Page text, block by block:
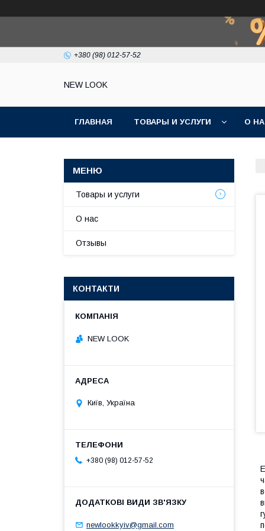
+380 (98) 012-57-52
NEW LOOK
ГЛАВНАЯ ТОВАРЫ И УСЛУГИ О
Товары и услуги
О нас
Отзывы
КОНТАКТИ
NEW LOOK
Київ, Україна
+380 (98) 012-57-52
newlookkyiv@gmail.com